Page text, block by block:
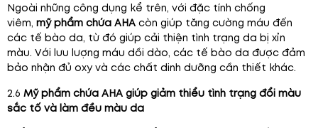
Ngoài những công dụng kể trên, với đặc tính chống
viêm, mỹ phẩm chứa AHA còn giúp tăng cường máu đến
các tế bào da, từ đó giúp cải thiện tình trạng da bị xỉn
màu. Với lưu lượng máu dồi dào, các tế bào da được đảm
bảo nhận đủ oxy và các chất dinh dưỡng cần thiết khác.
2.6 Mỹ phẩm chứa AHA giúp giảm thiểu tình trạng đổi màu
sắc tố và làm đều màu da